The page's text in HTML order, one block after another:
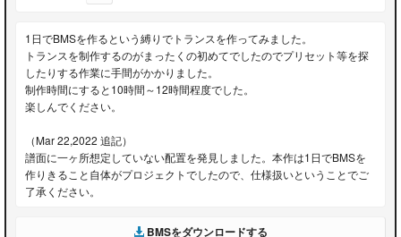
1日でBMSを作るという縛りでトランスを作ってみました。
トランスを制作するのがまったくの初めてでしたのでプリセット等を探
したりする作業に手間がかかりました。
制作時間にすると10時間～12時間程度でした。
楽しんでください。
（Mar 22,2022 追記）
譜面に一ヶ所想定していない配置を発見しました。本作は1日でBMSを
作りきること自体がプロジェクトでしたので、仕様扱いということでご
了承ください。
BMSをダウンロードする